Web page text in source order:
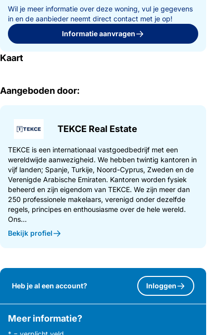
Wil je meer informatie over deze woning, vul je gegevens
in en de aanbieder neemt direct contact met je op!
Informatie aanvragen
Kaart
Aangeboden door:
TEKCE Real Estate
TEKCE is een internationaal vastgoedbedrijf met een
wereldwijde aanwezigheid. We hebben twintig kantoren in
vijf landen; Spanje, Turkije, Noord-Cyprus, Zweden en de
Verenigde Arabische Emiraten. Kantoren worden fysiek
beheerd en zijn eigendom van TEKCE. We zijn meer dan
250 professionele makelaars, verenigd onder dezelfde
regels, principes en enthousiasme over de hele wereld.
Ons...
Bekijk profiel
Heb je al een account? Inloggen
Meer informatie?